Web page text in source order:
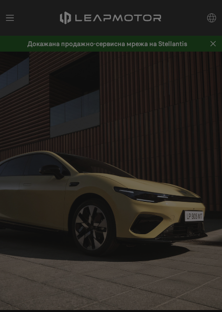
Докажана продажно-сервисна мрежа на Stellantis